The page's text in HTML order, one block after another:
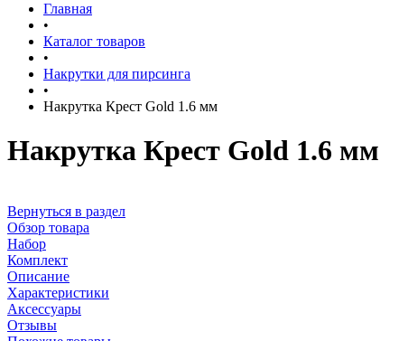
Главная
•
Каталог товаров
•
Накрутки для пирсинга
•
Накрутка Крест Gold 1.6 мм
Накрутка Крест Gold 1.6 мм
Вернуться в раздел
Обзор товара
Набор
Комплект
Описание
Характеристики
Аксессуары
Отзывы